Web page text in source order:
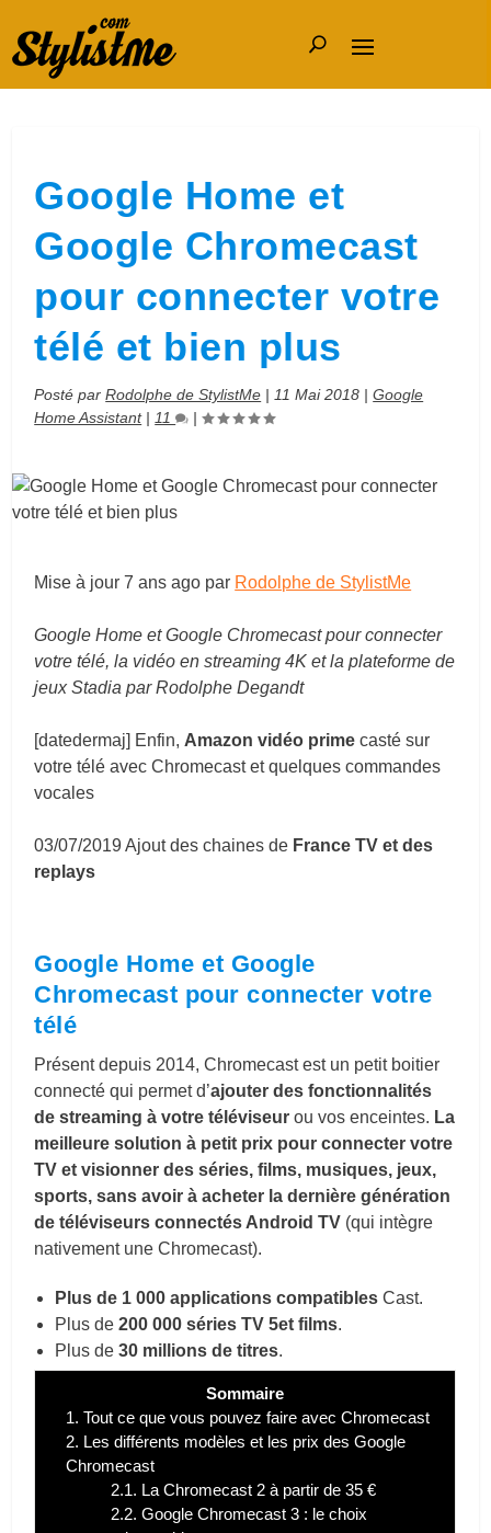
Google Home et
Google Chromecast
pour connecter votre
télé et bien plus
Posté parRodolphe de StylistMe | 11 Mai 2018 |Google
Home Assistant| 11 |
Mise à jour7 ans ago par Rodolphe de StylistMe
Google Home et Google Chromecast pour connecter
votre télé, la vidéo en streaming 4K et la plateforme de
jeux Stadia par Rodolphe Degandt
[datedermaj] Enfin, Amazon vidéo prime casté sur
votre télé avec Chromecast et quelques commandes
vocales
03/07/2019 Ajout des chaines de France TV et des
replays
Google Home et Google
Chromecast pour connecter votre
télé
Présent depuis 2014, Chromecast est un petit boitier
connecté qui permet d’ajouter des fonctionnalités
de streaming à votre téléviseur ou vos enceintes. La
meilleure solution à petit prix pour connecter votre
TV et visionner des séries, films, musiques, jeux,
sports, sans avoir à acheter la dernière génération
de téléviseurs connectés Android TV (qui intègre
nativement une Chromecast).
Plus de 1 000 applications compatibles Cast.
Plus de200 000 séries TV 5et films.
Plus de30 millions de titres.
Sommaire
1. Tout ce que vous pouvez faire avec Chromecast
2. Les différents modèles et les prix des Google
Chromecast
2.1. La Chromecast 2 à partir de 35 €
2.2. Google Chromecast 3 : le choix